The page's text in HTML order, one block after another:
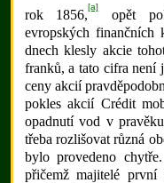
rok 1856,
[a]
opět
evropských finančních
dnech klesly akcie
franků, a tato cifra není
ceny akcií
pokles akcií Crédit
opadnutí vod v
třeba rozlišovat různá
bylo provedeno
přičemž majitelé